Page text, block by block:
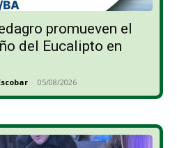
promueven el
del Eucalipto en
- 05/08/2026